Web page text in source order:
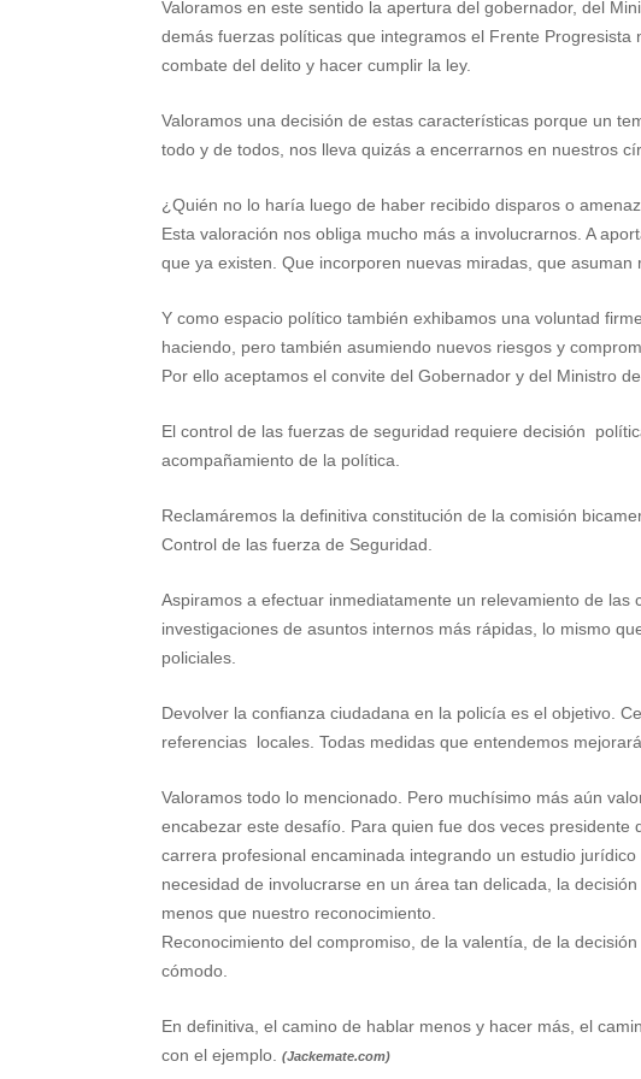
Valoramos en este sentido la apertura del gobernador, del
demás fuerzas políticas que integramos el Frente
combate del delito y hacer cumplir la ley.
Valoramos una decisión de estas características porque un
todo y de todos, nos lleva quizás a encerrarnos en nuestros
¿Quién no lo haría luego de haber recibido disparos o
Esta valoración nos obliga mucho más a involucrarnos. A
que ya existen. Que incorporen nuevas miradas, que asuman
Y como espacio político también exhibamos una voluntad
haciendo, pero también asumiendo nuevos riesgos y
Por ello aceptamos el convite del Gobernador y del Ministro de
El control de las fuerzas de seguridad requiere decisión
acompañamiento de la política.
Reclamáremos la definitiva constitución de la comisión
Control de las fuerza de Seguridad.
Aspiramos a efectuar inmediatamente un relevamiento de
investigaciones de asuntos internos más rápidas, lo mismo
policiales.
Devolver la confianza ciudadana en la policía es el objetivo.
referencias locales. Todas medidas que entendemos
Valoramos todo lo mencionado. Pero muchísimo más aún
encabezar este desafío. Para quien fue dos veces
carrera profesional encaminada integrando un estudio
necesidad de involucrarse en un área tan delicada, la
menos que nuestro reconocimiento.
Reconocimiento del compromiso, de la valentía, de la
cómodo.
En definitiva, el camino de hablar menos y hacer más, el
con el ejemplo.(Jackemate.com)